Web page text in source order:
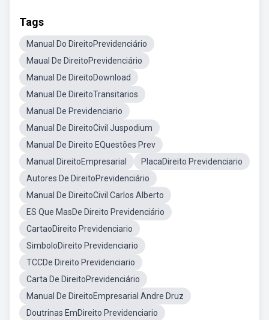
Tags
Manual Do DireitoPrevidenciário
Maual De DireitoPrevidenciário
Manual De DireitoDownload
Manual De DireitoTransitarios
Manual De Previdenciario
Manual De DireitoCivil Juspodium
Manual De Direito EQuestões Prev
Manual DireitoEmpresarial
PlacaDireito Previdenciario
Autores De DireitoPrevidenciário
Manual De DireitoCivil Carlos Alberto
ES Que MasDe Direito Previdenciário
CartaoDireito Previdenciario
SimboloDireito Previdenciario
TCCDe Direito Previdenciario
Carta De DireitoPrevidenciário
Manual De DireitoEmpresarial Andre Druz
Doutrinas EmDireito Previdenciario